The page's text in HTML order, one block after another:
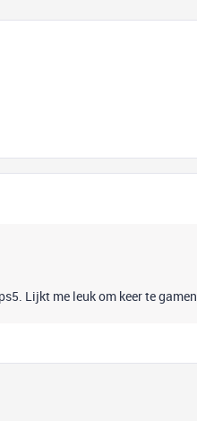
Lijkt me leuk om keer te gamen